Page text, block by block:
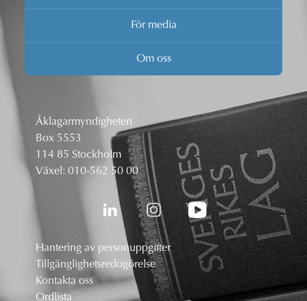
För media
Om oss
Åklagarmyndigheten
Box 5553
114 85 Stockholm
Växel: 010-562 50 00
Hantering av personuppgifter
Tillgänglighetsredogörelse
Kontakta oss
Ordlista